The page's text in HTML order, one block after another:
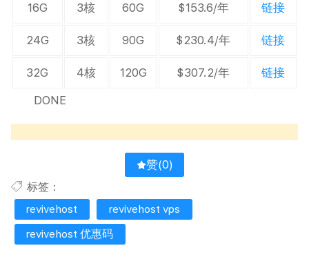
16G 3核 60G $153.6/年 链接
24G 3核 90G $230.4/年 链接
32G 4核 120G $307.2/年
链接
DONE
赞(0)
标签：
revivehost
revivehost vps
revivehost 优惠码